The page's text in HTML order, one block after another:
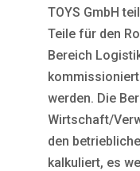
TOYS GmbH
Teile für den
Bereich
werden. Die
Wirtschaft/
den
kalkuliert, es